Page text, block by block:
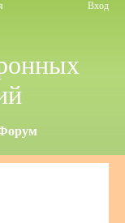
Вход